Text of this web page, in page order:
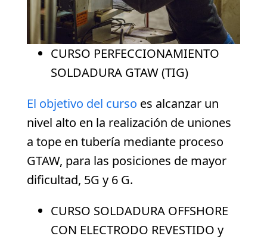
CURSO PERFECCIONAMIENTO
SOLDADURA GTAW (TIG)
El objetivo del curso es alcanzar un
nivel alto en la realización de uniones
a tope en tubería mediante proceso
GTAW, para las posiciones de mayor
dificultad, 5G y 6 G.
CURSO SOLDADURA OFFSHORE
CON ELECTRODO REVESTIDO y